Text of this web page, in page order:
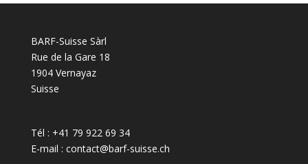
BARF-Suisse Sàrl
Rue de la Gare 18
1904 Vernayaz
Suisse
Tél : +41 79 922 69 34
E-mail : contact@barf-suisse.ch